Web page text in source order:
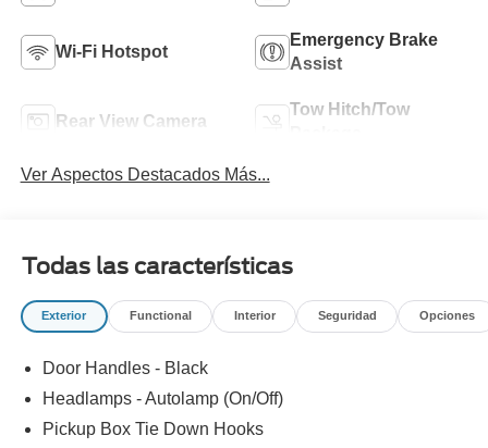
Wi-Fi Hotspot
Emergency Brake
Assist
Rear View Camera
Tow Hitch/Tow
Ver Aspectos Destacados Más...
Todas las características
Exterior Functional Interior Seguridad Opciones
Door Handles - Black
Headlamps - Autolamp (On/Off)
Pickup Box Tie Down Hooks